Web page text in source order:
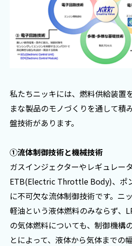
私たちニッキには、燃料供給装置
まな製品のモノづくりを通して積
盤技術があります。
①流体制御技術と機械技術
ガスインジェクターやレギュレー
ETB(Electric Throttle Body)、ポ
に不可欠な流体制御技術です。ニ
軽油という液体燃料のみならず、
の気体燃料についても、制御機構
とによって、液体から気体までの